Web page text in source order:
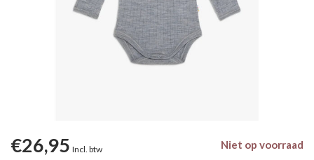
€26,95 Incl. btw Niet op voorraad